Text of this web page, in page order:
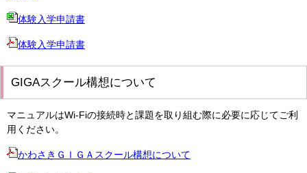
体験入学申請書
体験入学申請書
GIGAスクール構想について
マニュアルはWi-Fiの接続時と課題を取り組む際に必要に応じてご利
用ください。
かわさきＧＩＧＡスクール構想について